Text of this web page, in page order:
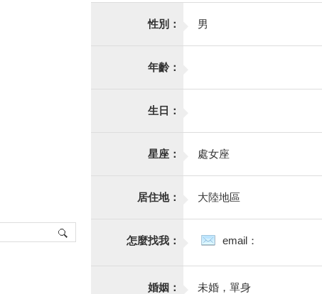
性別： 男
年齡：
生日：
星座： 處女座
居住地： 大陸地區
怎麼找我： email：
婚姻： 未婚，單身